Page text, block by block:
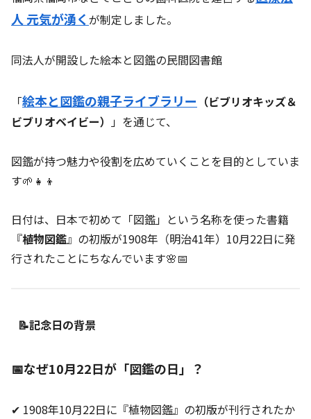
人 元気が湧く が制定しました。
同法人が開設した絵本と図鑑の民間図書館
「絵本と図鑑の親子ライブラリー （ビブリオキッズ＆
ビブリオベイビー）
」を通じて、
図鑑が持つ魅力や役割を広めていくことを目的としていま
す🌱👧👦
日付は、日本で初めて「図鑑」という名称を使った書籍
『植物図鑑』の初版が1908年（明治41年）10月22日に発
行されたことにちなんでいます🌸📅
📝記念日の背景
📅なぜ10月22日が「図鑑の日」？
✔ 1908年10月22日に『植物図鑑』の初版が刊行されたか